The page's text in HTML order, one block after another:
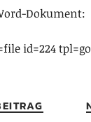
Dokument:
id=224